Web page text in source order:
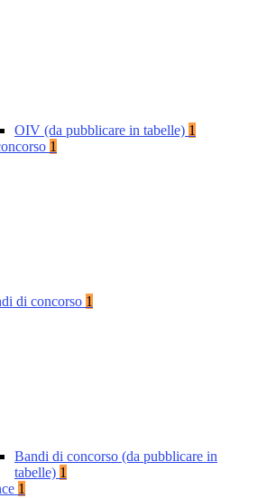
OIV (da pubblicare in tabelle) 1
1
di concorso 1
Bandi di concorso (da pubblicare in
tabelle) 1
1